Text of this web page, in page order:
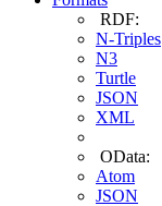
RDF:
N-Triples
N3
Turtle
JSON
XML
OData:
Atom
JSON